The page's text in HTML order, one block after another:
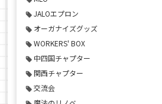
JALOエプロン
オーガナイズグッズ
WORKERS' BOX
中四国チャプター
関西チャプター
交流会